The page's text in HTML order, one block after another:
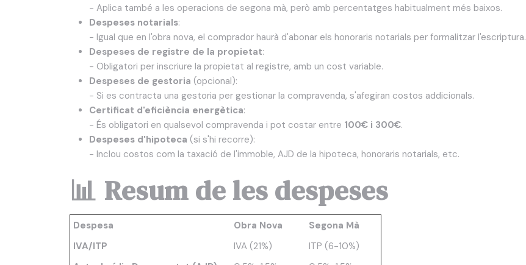
- Aplica també a les operacions de segona mà, però amb percentatges habitualment més baixos.
Despeses notarials:
- Igual que en l'obra nova, el comprador haurà d'abonar els honoraris notarials per formalitzar l'escriptura.
Despeses de registre de la propietat:
- Obligatori per inscriure la propietat al registre, amb un cost variable.
Despeses de gestoria (opcional):
- Si es contracta una gestoria per gestionar la compravenda, s'afegiran costos addicionals.
Certificat d'eficiència energètica:
- És obligatori en qualsevol compravenda i pot costar entre 100€ i 300€.
Despeses d'hipoteca (si s'hi recorre):
- Inclou costos com la taxació de l'immoble, AJD de la hipoteca, honoraris notarials, etc.
📊 Resum de les despeses
Despesa Obra Nova
Segona Mà
IVA/ITP
IVA (21%)
ITP (6-10%)